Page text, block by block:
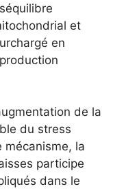
et
en
de la
du stress
mécanisme, la
participe
dans le